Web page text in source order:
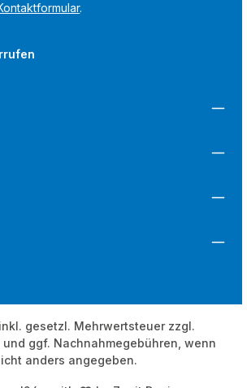
.
gesetzl. Mehrwertsteuer zzgl.
und ggf. Nachnahmegebühren, wenn
anders angegeben.